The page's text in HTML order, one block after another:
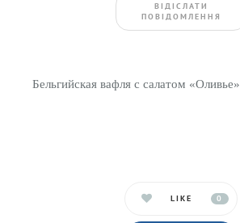
BIДIСЛАТИ
ПОВIДОМЛЕННЯ
Бельгийская вафля с салатом «Оливье»
LIKE 0